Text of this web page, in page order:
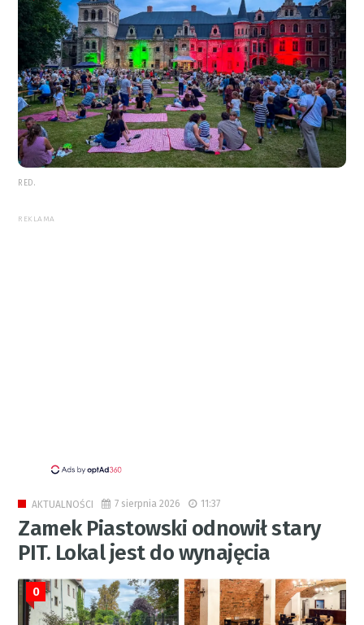
RED.
REKLAMA
AKTUALNOŚCI 7 sierpnia 2026 11:37
Zamek Piastowski odnowił stary
PIT. Lokal jest do wynajęcia
0